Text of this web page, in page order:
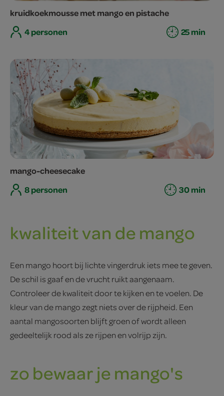
kruidkoekmousse met mango en pistache
4 personen
25 min
mango-cheesecake
8 personen
30 min
kwaliteit van de mango
Een mango hoort bij lichte vingerdruk iets mee te geven.
De schil is gaaf en de vrucht ruikt aangenaam.
Controleer de kwaliteit door te kijken en te voelen. De
kleur van de mango zegt niets over de rijpheid. Een
aantal mangosoorten blijft groen of wordt alleen
gedeeltelijk rood als ze rijpen en volrijp zijn.
zo bewaar je mango's